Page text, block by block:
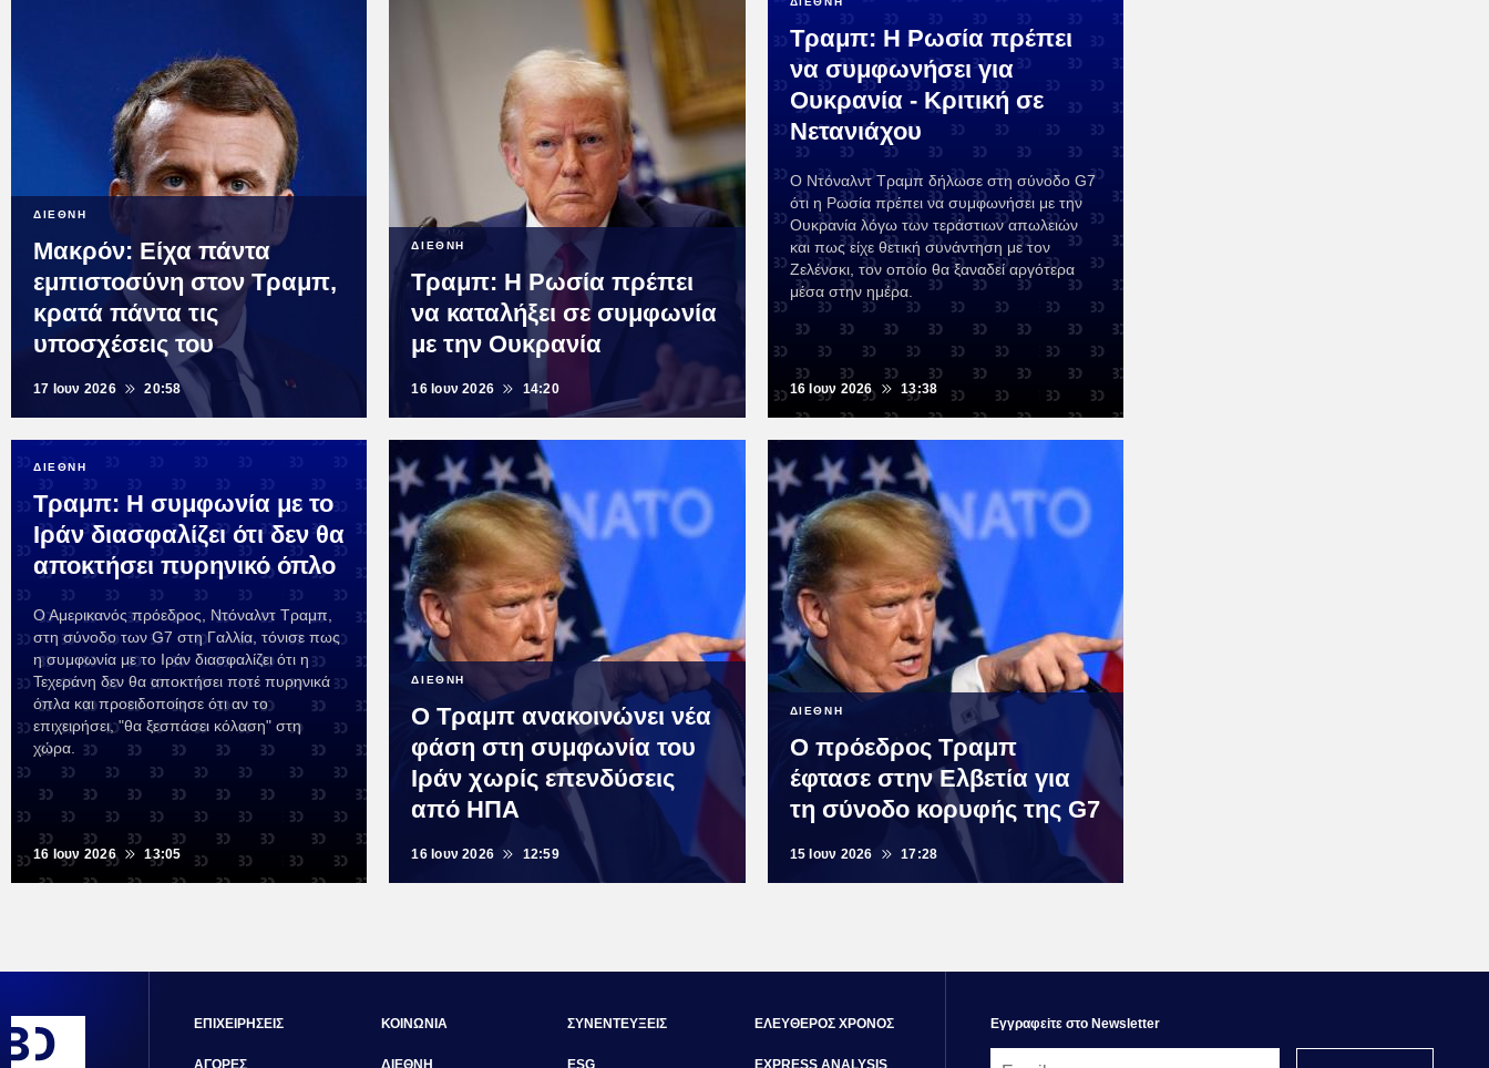
ΔΙΕΘΝΗ
Μακρόν: Είχα πάντα
εμπιστοσύνη στον Τραμπ,
κρατά πάντα τις
υποσχέσεις του
17 Ιουν 2026 20:58
ΔΙΕΘΝΗ
Τραμπ: Η Ρωσία πρέπει
να καταλήξει σε συμφωνία
με την Ουκρανία
16 Ιουν 2026 14:20
Τραμπ: Η Ρωσία πρέπει
να συμφωνήσει για
Ουκρανία - Κριτική σε
Νετανιάχου
Ο Ντόναλντ Τραμπ δήλωσε στη σύνοδο G7
ότι η Ρωσία πρέπει να συμφωνήσει με την
Ουκρανία λόγω των τεράστιων απωλειών
και πως είχε θετική συνάντηση με τον
Ζελένσκι, τον οποίο θα ξαναδεί αργότερα
μέσα στην ημέρα.
16 Ιουν 2026 13:38
ΔΙΕΘΝΗ
Τραμπ: Η συμφωνία με το
Ιράν διασφαλίζει ότι δεν θα
αποκτήσει πυρηνικό όπλο
Ο Αμερικανός πρόεδρος, Ντόναλντ Τραμπ,
στη σύνοδο των G7 στη Γαλλία, τόνισε πως
η συμφωνία με το Ιράν διασφαλίζει ότι η
Τεχεράνη δεν θα αποκτήσει ποτέ πυρηνικά
όπλα και προειδοποίησε ότι αν το
επιχειρήσει, "θα ξεσπάσει κόλαση" στη
χώρα.
16 Ιουν 2026 13:05
ΔΙΕΘΝΗ
Ο Τραμπ ανακοινώνει νέα
φάση στη συμφωνία του
Ιράν χωρίς επενδύσεις
από ΗΠΑ
16 Ιουν 2026 12:59
ΔΙΕΘΝΗ
Ο πρόεδρος Τραμπ
έφτασε στην Ελβετία για
τη σύνοδο κορυφής της G7
15 Ιουν 2026 17:28
ΕΠΙΧΕΙΡΗΣΕΙΣ ΚΟΙΝΩΝΙΑ ΣΥΝΕΝΤΕΥΞΕΙΣ ΕΛΕΥΘΕΡΟΣ ΧΡΟΝΟΣ Εγγραφεiτε στο Newsletter